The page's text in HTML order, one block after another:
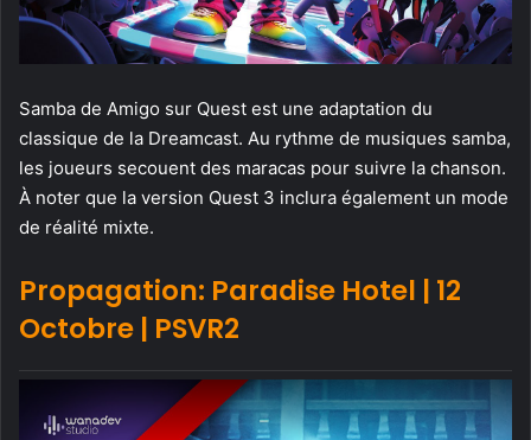
Samba de Amigo sur Quest est une adaptation du
classique de la Dreamcast. Au rythme de musiques samba,
les joueurs secouent des maracas pour suivre la chanson.
À noter que la version Quest 3 inclura également un mode
de réalité mixte.
Propagation: Paradise Hotel | 12
Octobre | PSVR2